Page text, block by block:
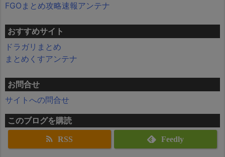
FGOまとめ攻略速報アンテナ
おすすめサイト
ドラガリまとめ
まとめくすアンテナ
お問合せ
サイトへの問合せ
このブログを購読
RSS Feedly